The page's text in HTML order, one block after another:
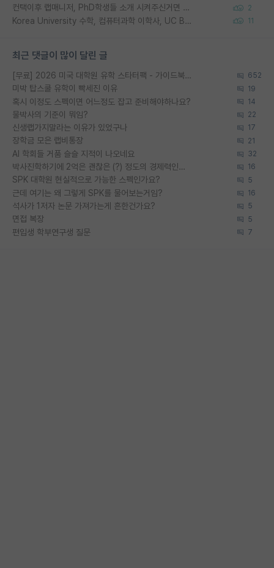
컨택이후 랩매니저, PhD학생들 소개 시켜주신거면 거의 컨펌에 가깝나요? 2
Korea University 수학, 컴퓨터과학 이학사, UC Berkeley 산업공학 대학원 공학박사가 되는 것은 쉽지 않겠죠? 11
최근 댓글이 많이 달린 글
[무료] 2026 미국 대학원 유학 스타터팩 - 가이드북 & 합격자 컨택메일 템플릿 652
미박 탑스쿨 유학이 빡세진 이유 19
혹시 이정도 스펙이면 어느정도 잡고 준비해야하나요? 14
물박사의 기준이 뭐임? 22
신생랩가지말라는 이유가 있었구나 17
장학금 모은 랩비통장 21
AI 학회들 거품 슬슬 지적이 나오네요 32
박사진학하기에 2억은 괜찮은 (?) 정도의 경제력인가요 16
SPK 대학원 현실적으로 가능한 스펙인가요? 5
근데 여기는 왜 그렇게 SPK를 물어보는거임? 16
석사가 1저자 논문 가져가는게 흔한건가요? 5
면접 복장 5
편입생 학부연구생 질문 7